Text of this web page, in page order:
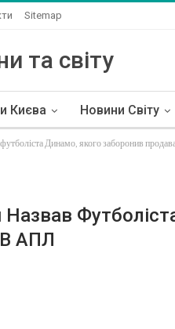
Sitemap
та світу
Києва Новини Світу
Динамо, якого заборонив
АПЛ